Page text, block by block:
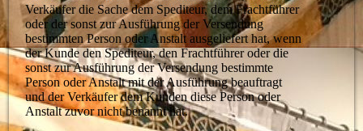
Verkäufer die Sache dem Spediteur, dem Frachtführer
oder der sonst zur Ausführung der Versendung
bestimmten Person oder Anstalt ausgeliefert hat, wenn
der Kunde den Spediteur, den Frachtführer oder die
sonst zur Ausführung der Versendung bestimmte
Person oder Anstalt mit der Ausführung beauftragt
und der Verkäufer dem Kunden diese Person oder
Anstalt zuvor nicht benannt hat.